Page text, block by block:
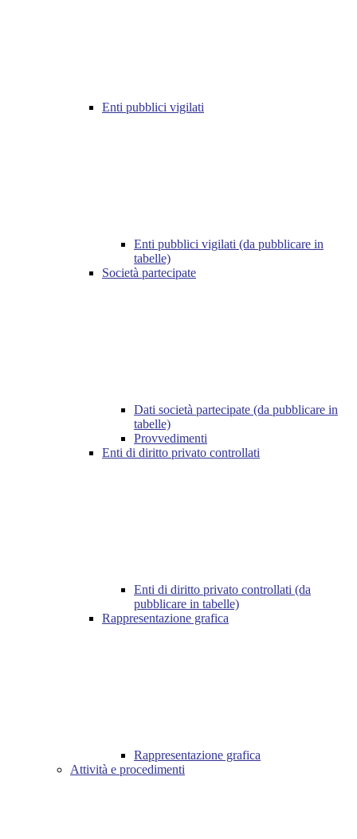
Enti pubblici vigilati
Enti pubblici vigilati (da pubblicare in
tabelle)
Società partecipate
Dati società partecipate (da pubblicare in
tabelle)
Provvedimenti
Enti di diritto privato controllati
Enti di diritto privato controllati (da
pubblicare in tabelle)
Rappresentazione grafica
Rappresentazione grafica
Attività e procedimenti